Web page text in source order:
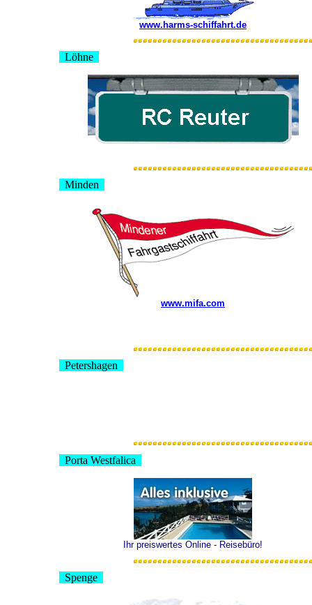
www.harms-schiffahrt.de
Löhne
Minden
www.mifa.com
Petershagen
Porta Westfalica
Ihr preiswertes Online - Reisebüro!
Spenge